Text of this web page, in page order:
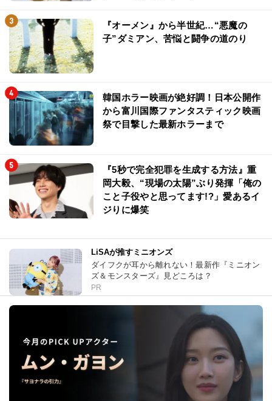
『オーメン』から半世紀…“悪魔の
子”ダミアン、苦悩と闘争の道のり
韓国ホラー映画が絶好調！日本公開作
から富川国際ファンタスティック映画
祭で目撃した最新ホラーまで
『5秒で完全犯罪を生成する方法』重
岡大毅、“現場の太陽”ぶり発揮「俺の
こと子役やと思ってます!?」愛あるイ
ジりに爆笑
LiSAが推すミニオンズ
ダイフクが耳から離れない！最新作『ミニオン
ズ＆モンスターズ』見どころは？
PR